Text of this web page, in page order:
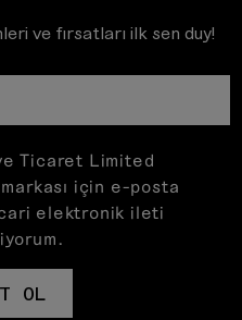
ve fırsatları ilk sen duy!
Ticaret Limited
için e-posta
elektronik ileti
OL